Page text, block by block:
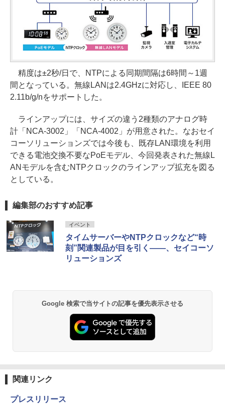
精度は±2秒/日で、NTPによる同期間隔は6時間～1週
間となっている。無線LANは2.4GHzに対応し、IEEE 80
2.11b/g/nをサポートした。
ラインアップには、サイズの違う2種類のアナログ時
計「NCA-3002」「NCA-4002」が用意された。なおセイ
コーソリューションズでは今後も、既存LAN環境を利用
できる電池交換不要なPoEモデル、今回発表された無線L
ANモデルを含むNTPクロックのラインアップ拡充を図る
としている。
編集部のおすすめ記事
イベント
タイムサーバーやNTPクロックなど“時
刻”関連製品が目を引く――、セイコーソ
リューションズ
Google 検索で当サイトの記事を優先表示させる
関連リンク
プレスリリース